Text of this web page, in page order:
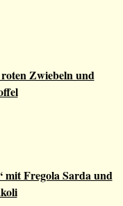
Zwiebeln und
mit Fregola Sarda und